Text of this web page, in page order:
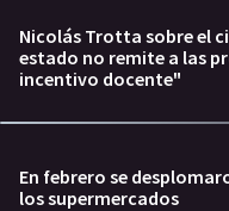
Nicolás Trotta sobre el
estado no remite a las
incentivo docente"
En febrero se
los supermercados